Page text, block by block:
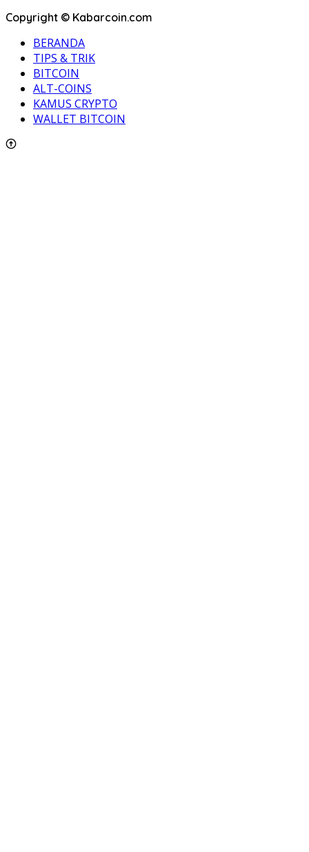
Copyright © Kabarcoin.com
BERANDA
TIPS & TRIK
BITCOIN
ALT-COINS
KAMUS CRYPTO
WALLET BITCOIN